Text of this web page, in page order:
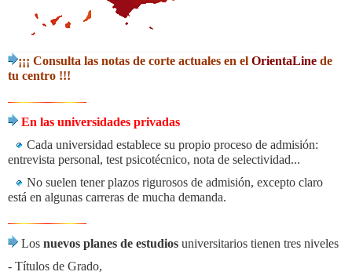
¡¡¡ Consulta las notas de corte actuales en el OrientaLine de
tu centro !!!
En las universidades privadas
Cada universidad establece su propio proceso de admisión:
entrevista personal, test psicotécnico, nota de selectividad...
No suelen tener plazos rigurosos de admisión, excepto claro
está en algunas carreras de mucha demanda.
Los nuevos planes de estudios universitarios tienen tres niveles
- Títulos de Grado,